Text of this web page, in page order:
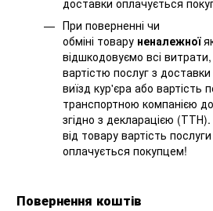
При поверненні чи
обміні товару неналежної
відшкодовуємо всі витрати,
вартістю послуг з
виїзд кур'єра або вартість
транспортною компанією
згідно з декларацією (ТТН).
від товару вартість
оплачується покупцем!
Повернення коштів